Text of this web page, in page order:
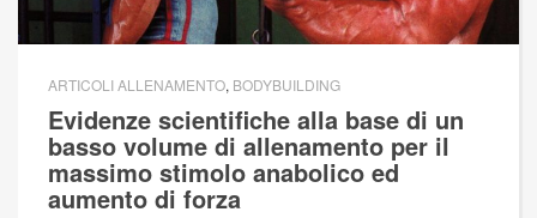
ARTICOLI ALLENAMENTO, BODYBUILDING
Evidenze scientifiche alla base di un
basso volume di allenamento per il
massimo stimolo anabolico ed
aumento di forza